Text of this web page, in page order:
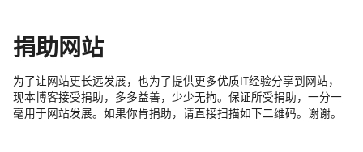
捐助网站
为了让网站更长远发展，也为了提供更多优质IT经验分享到网站，
现本博客接受捐助，多多益善，少少无拘。保证所受捐助，一分一
毫用于网站发展。如果你肯捐助，请直接扫描如下二维码。谢谢。